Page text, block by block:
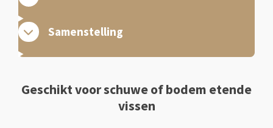
Samenstelling
Geschikt voor schuwe of bodem etende
vissen